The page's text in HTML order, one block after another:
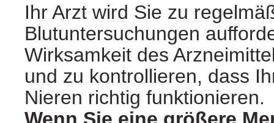
Ihr Arzt wird Sie zu
Blutuntersuchungen
Wirksamkeit des
und zu kontrollieren, dass
Nieren richtig funktionieren.
Wenn Sie eine größere